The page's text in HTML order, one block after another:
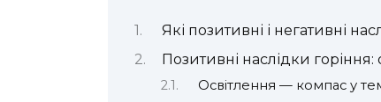
Які позитивні і негативні
Позитивні наслідки горіння:
Освітлення — компас у